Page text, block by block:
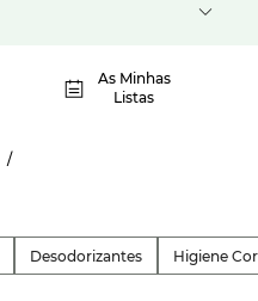
As Minhas
Listas
Desodorizantes Higiene